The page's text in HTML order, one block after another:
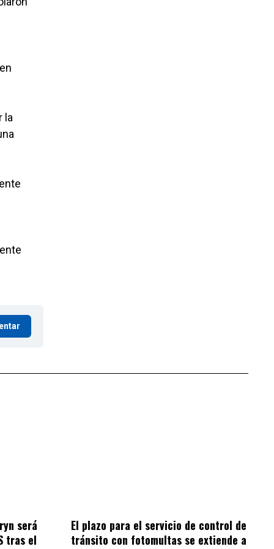
la
será
tras el
El plazo para el servicio de control de
tránsito con fotomultas se extiende a